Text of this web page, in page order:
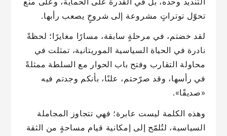
تحوّل توتراتٍ مشروعة إلى شروخٍ يصعب رأبها.
لقد خضتم، في مرحلةٍ سابقة، مسارًا مغايرًا؛ لحظةً
نادرة في الحياة السياسية الموريتانية، تمثلت في
محاولة التقارب وفتح باب الحوار مع السلطة ممثلةً
في رأسها، وقد صرّحتم، علنًا، بأنكم وجدتم فيه
«صديقًا».
وهذه الكلمة ليست عابرة؛ فهي تتجاوز المجاملة
السياسية، لتُلمّح إلى إمكانية قيام مساحةٍ من الثقة